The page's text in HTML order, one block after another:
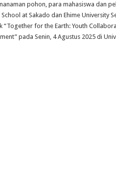
pohon, para mahasiswa dan
at Sakado dan Ehime University
“Together for the Earth: Youth
pada Senin, 4 Agustus 2025 di